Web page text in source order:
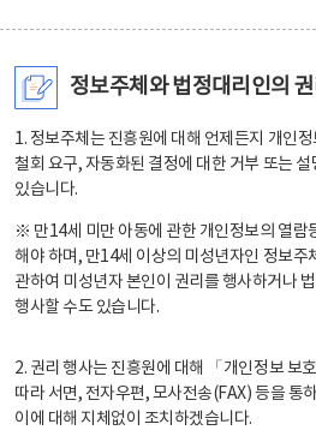
정보주체와 법정대리인의
1. 정보주체는 진흥원에 대해 언제든지 개인
철회 요구, 자동화된 결정에 대한 거부 또는
있습니다.
※ 만14세 미만 아동에 관한 개인정보의 열람
해야 하며, 만14세 이상의 미성년자인 정보주
관하여 미성년자 본인이 권리를 행사하거나
행사할 수도 있습니다.
2. 권리 행사는 진흥원에 대해 「개인정보 보
따라 서면, 전자우편, 모사전송(FAX) 등을 통
이에 대해 지체없이 조치하겠습니다.